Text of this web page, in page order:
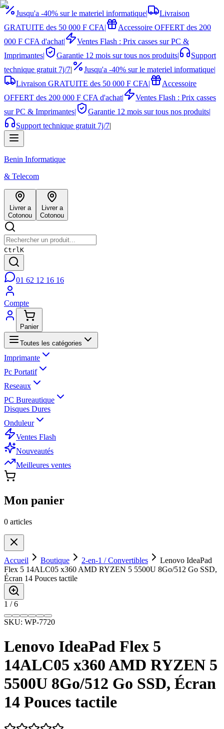
Jusqu'a -40% sur le materiel informatique|
Livraison
GRATUITE des 50 000 F CFA|
Accessoire OFFERT des 200
000 F CFA d'achat|
Ventes Flash : Prix casses sur PC &
Imprimantes| Garantie 12 mois sur tous nos produits|
Support
technique gratuit 7j/7| Jusqu'a -40% sur le materiel informatique|
Livraison GRATUITE des 50 000 F CFA|
Accessoire
OFFERT des 200 000 F CFA d'achat|
Ventes Flash : Prix casses
sur PC & Imprimantes| Garantie 12 mois sur tous nos produits|
Support technique gratuit 7j/7|
Benin Informatique
& Telecom
Livrer a
Cotonou
Livrer a
Cotonou
CtrlK
01 62 12 16 16
Compte
Panier
Toutes les catégories
Imprimante
Pc Portatif
Reseaux
PC Bureautique
Disques Dures
Onduleur
Ventes Flash
Nouveautés
Meilleures ventes
Mon panier
0 articles
Accueil Boutique 2-en-1 / Convertibles
Lenovo IdeaPad
Flex 5 14ALC05 x360 AMD RYZEN 5 5500U 8Go/512 Go SSD,
Écran 14 Pouces tactile
1 /6
SKU: WP-7720
Lenovo IdeaPad Flex 5
14ALC05 x360 AMD RYZEN 5
5500U 8Go/512 Go SSD, Écran
14 Pouces tactile